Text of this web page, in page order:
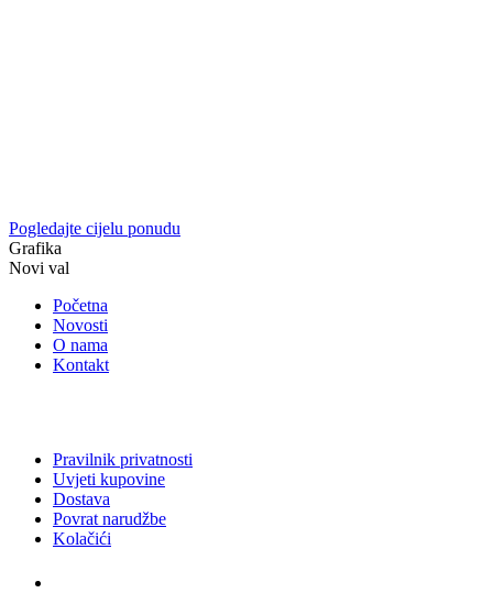
Pogledajte cijelu ponudu
Grafika
Novi val
Početna
Novosti
O nama
Kontakt
Pravilnik privatnosti
Uvjeti kupovine
Dostava
Povrat narudžbe
Kolačići